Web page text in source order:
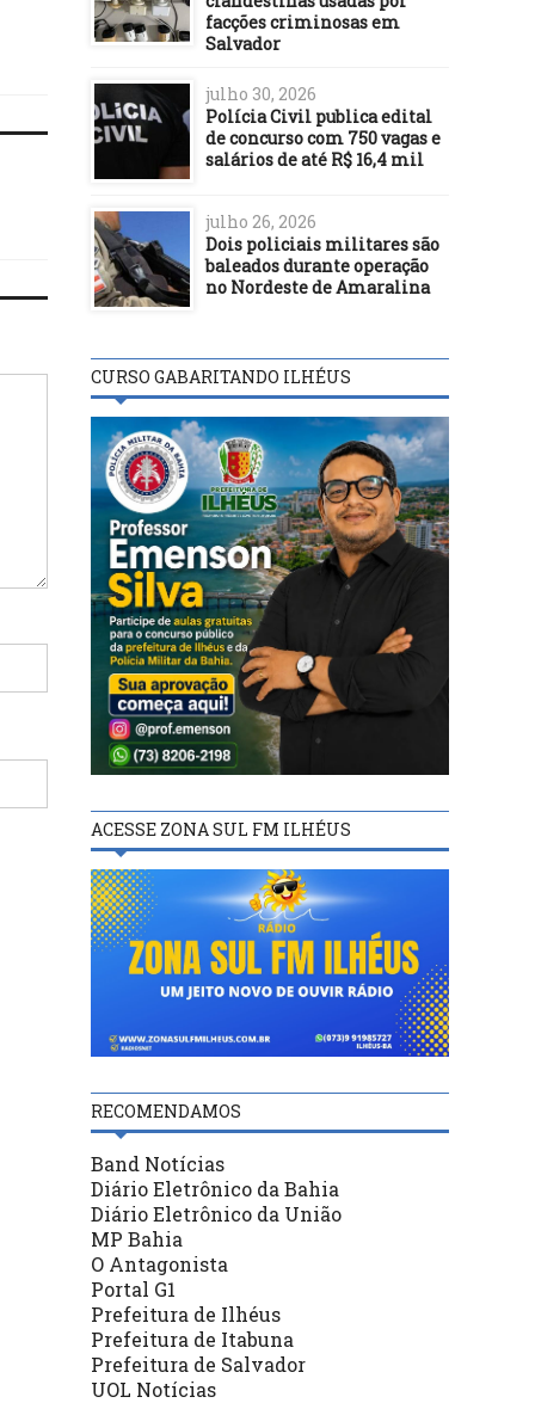
Luedji Luna no festival de
aniversário de Salvador
turismo no litoral
facções criminosas em
Salvador
julho 30, 2026
Polícia Civil publica edital
de concurso com 750 vagas e
salários de até R$ 16,4 mil
julho 26, 2026
Dois policiais militares são
baleados durante operação
no Nordeste de Amaralina
CURSO GABARITANDO ILHÉUS
ACESSE ZONA SUL FM ILHÉUS
RECOMENDAMOS
Band Notícias
Diário Eletrônico da Bahia
Diário Eletrônico da União
MP Bahia
O Antagonista
Portal G1
Prefeitura de Ilhéus
Prefeitura de Itabuna
Prefeitura de Salvador
UOL Notícias